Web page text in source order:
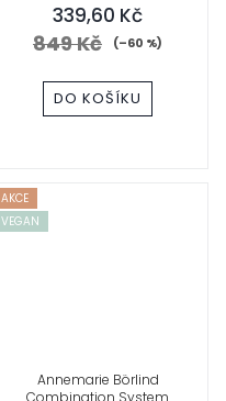
339,60 Kč
849 Kč (–60 %)
DO KOŠÍKU
AKCE
VEGAN
Annemarie Börlind